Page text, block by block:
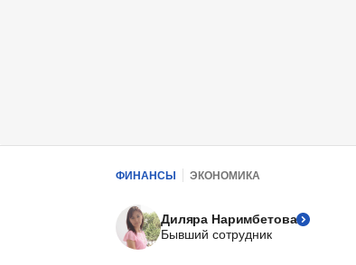
ФИНАНСЫ ЭКОНОМИКА
Диляра Наримбетова
Бывший сотрудник